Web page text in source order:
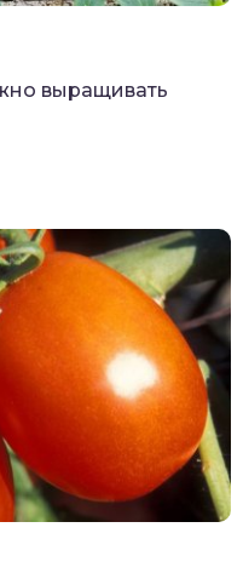
выращивать